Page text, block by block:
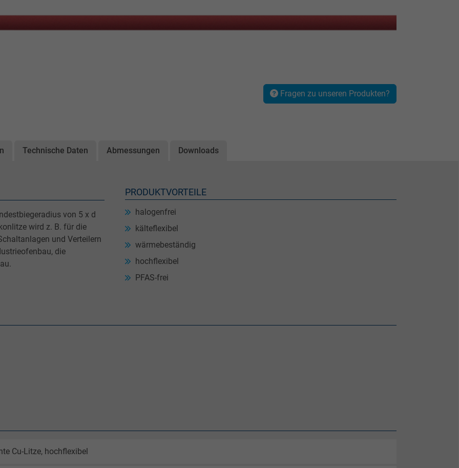
Fragen zu unseren Produkten?
Technische Daten Abmessungen Downloads
von 5 x d
wird z. B. für die
und Verteilern
die
PRODUKTVORTEILE
halogenfrei
kälteflexibel
wärmebeständig
hochflexibel
PFAS-frei
Cu-Litze, hochflexibel